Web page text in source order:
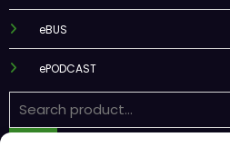
eBUS
ePODCAST